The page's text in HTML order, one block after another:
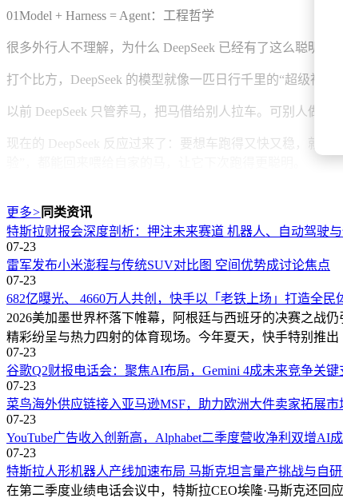
01Model + Harness = Agent：工程哲学
很多外行人不理解，为什么 DeepSeek 已经有了这么聪明的
打个比方，DeepSeek 的模型就像一匹日行千里的“超级神
以前 DeepSeek 只管养马，把马借给别人拉车。可别人做
现在的 DeepSeek 反应过来了：要想车跑得又快又稳，就
Agent 处理实际项目文件；终端执行：让 Agent 运行命令
这五件事，正是 Claude Code 能够成为“最强编码 Agent”的
与反馈闭环。
这一场下场做 Agent 的变局，其实早有蛛丝马迹。此前，
们。」
如今，DeepSeek 亲自下场。
这句话背后的底层逻辑显而易见：DeepSeek 认为，Agent
反，既然 Agent 是模型的自然延伸，那最应该做这件事的，
这种“模型公司亲做 Agent”的思路，刚好与 Anthropic 收购
能力取决于它们能连接到的系统。”
两家科技巨头最终选择了同一条路：把 Harness 层的控制
更多> 同类资讯
特斯拉财报会深度剖析：押注未来赛道 机器人、自动驾驶
07-23
雷军发布小米澎程与传统SUV对比图 空间优势成讨论焦点
07-23
682亿曝光、 4660万人共创，快手以「老铁上场」打造全民
2026美加墨世界杯落下帷幕，阿根廷与西班牙的决赛之战
精彩纷呈与热力四射的体育现场。今年夏天，快手特别推
07-23
谷歌Q2财报电话会：聚焦AI布局，Gemini 4成未来竞争关键
07-23
菜鸟海外供应链接入亚马逊MSF，助力欧洲大件卖家拓展市
07-23
YouTube广告收入创新高，Alphabet二季度营收净利双增AI
07-23
特斯拉人形机器人产线加速布局 马斯克坦言量产挑战与自
在第二季度业绩电话会议中，特斯拉CEO埃隆·马斯克还